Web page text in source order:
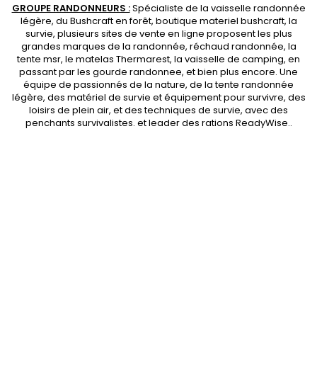
GROUPE RANDONNEURS :Spécialiste de la vaisselle randonnée
légère, du Bushcraft en forêt, boutique materiel bushcraft, la
survie, plusieurs sites de vente en ligne proposent les plus
grandes marques de la randonnée, réchaud randonnée, la
tente msr, le matelas Thermarest, la vaisselle de camping, en
passant par les gourde randonnee, et bien plus encore. Une
équipe de passionnés de la nature, de latente randonnée
légère, des matériel de survie et équipement pour survivre, des
loisirs de plein air, et des techniques de survie, avec des
penchants survivalistes. et leader des rations ReadyWise..